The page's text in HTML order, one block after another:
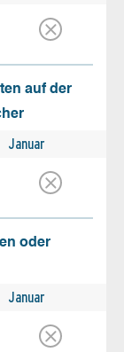
auf der
Januar
oder
Januar